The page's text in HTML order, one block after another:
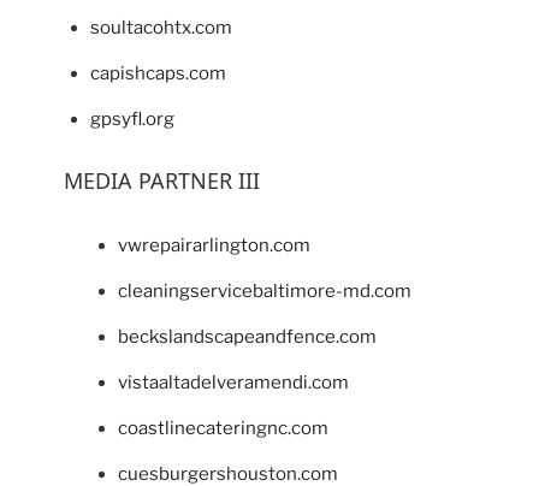
soultacohtx.com
capishcaps.com
gpsyfl.org
MEDIA PARTNER III
vwrepairarlington.com
cleaningservicebaltimore-md.com
beckslandscapeandfence.com
vistaaltadelveramendi.com
coastlinecateringnc.com
cuesburgershouston.com